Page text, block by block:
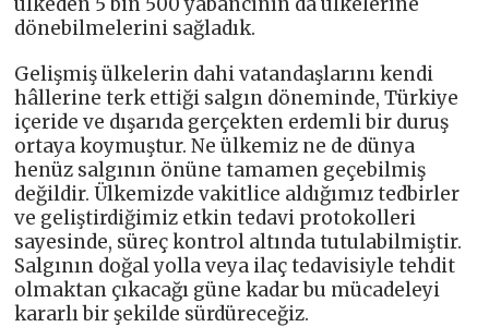
dönebilmelerini sağladık.
Gelişmiş ülkelerin dahi vatandaşlarını kendi
hâllerine terk ettiği salgın döneminde, Türkiye
içeride ve dışarıda gerçekten erdemli bir duruş
ortaya koymuştur. Ne ülkemiz ne de dünya
henüz salgının önüne tamamen geçebilmiş
değildir. Ülkemizde vakitlice aldığımız tedbirler
ve geliştirdiğimiz etkin tedavi protokolleri
sayesinde, süreç kontrol altında tutulabilmiştir.
Salgının doğal yolla veya ilaç tedavisiyle tehdit
olmaktan çıkacağı güne kadar bu mücadeleyi
kararlı bir şekilde sürdüreceğiz.